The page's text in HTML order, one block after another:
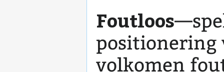
Foutloos
positionering
volkomen